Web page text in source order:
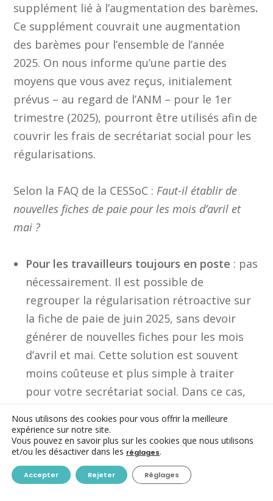
supplément lié à l’augmentation des barèmes.
Ce supplément couvrait une augmentation
des barèmes pour l’ensemble de l’année
2025. On nous informe qu’une partie des
moyens que vous avez reçus, initialement
prévus – au regard de l’ANM – pour le 1er
trimestre (2025), pourront être utilisés afin de
couvrir les frais de secrétariat social pour les
régularisations.
Selon la FAQ de la CESSoC : Faut-il établir de
nouvelles fiches de paie pour les mois d’avril et
mai ?
Pour les travailleurs toujours en poste : pas
nécessairement. Il est possible de
regrouper la régularisation rétroactive sur
la fiche de paie de juin 2025, sans devoir
générer de nouvelles fiches pour les mois
d’avril et mai. Cette solution est souvent
moins coûteuse et plus simple à traiter
pour votre secrétariat social. Dans ce cas,
clairement identifiés sur la fiche de paie de
juin. Discutez de cette option avec votre
secrétariat social pour valider la méthode la
moins coûteuse.
Nous utilisons des cookies pour vous offrir la meilleure
expérience sur notre site.
Vous pouvez en savoir plus sur les cookies que nous utilisons
et/ou les désactiver dans les réglages.
Accepter Rejeter Réglages